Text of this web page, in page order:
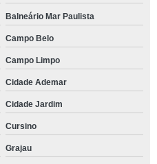
Balneário Mar Paulista
Campo Belo
Campo Limpo
Cidade Ademar
Cidade Jardim
Cursino
Grajau